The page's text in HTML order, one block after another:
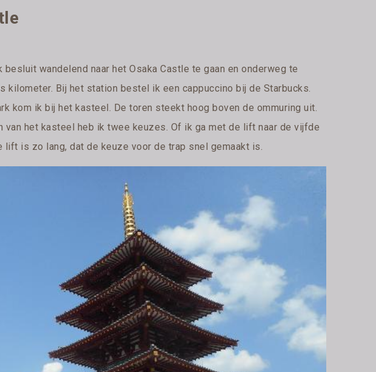
wandelend naar het Osaka Castle te gaan en onderweg te
kilometer. Bij het station bestel ik een cappuccino bij de Starbucks.
kom ik bij het kasteel. De toren steekt hoog boven de ommuring uit.
van het kasteel heb ik twee keuzes. Of ik ga met de lift naar de vijfde
is zo lang, dat de keuze voor de trap snel gemaakt is.